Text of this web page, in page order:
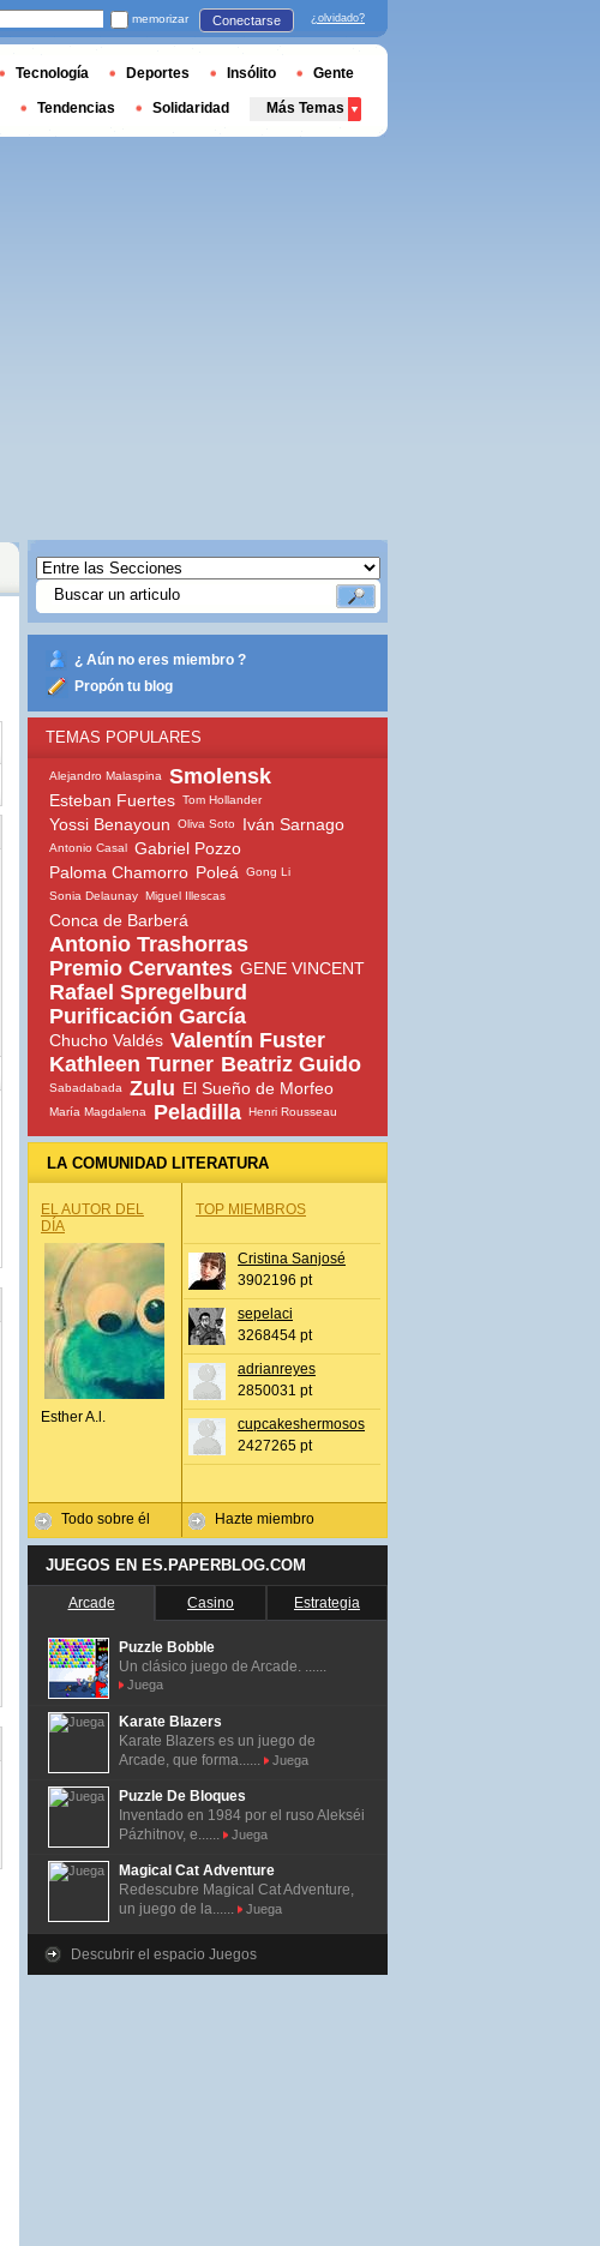
¿ Aún no eres miembro ?
Propón tu blog
TEMAS POPULARES
Alejandro Malaspina Smolensk
Esteban Fuertes Tom Hollander
Yossi Benayoun Oliva Soto Iván Sarnago
Antonio Casal Gabriel Pozzo
Paloma Chamorro Poleá
Gong Li
Sonia Delaunay Miguel Illescas
Conca de Barberá
Antonio Trashorras
Premio Cervantes GENE VINCENT
Rafael Spregelburd
Purificación García
Chucho Valdés Valentín Fuster
Kathleen Turner Beatriz Guido
Sabadabada Zulu El Sueño de Morfeo
María Magdalena Peladilla Henri Rousseau
LA COMUNIDAD LITERATURA
EL AUTOR DEL
DÍA
Esther A.l.
Todo sobre él
TOP MIEMBROS
Cristina Sanjosé
3902196 pt
sepelaci
3268454 pt
adrianreyes
2850031 pt
cupcakeshermosos
2427265 pt
Hazte miembro
JUEGOS EN ES.PAPERBLOG.COM
Arcade Casino Estrategia
Puzzle Bobble
Un clásico juego de Arcade. ......
Juega
Karate Blazers
Karate Blazers es un juego de
Arcade, que forma......
Juega
Puzzle De Bloques
Inventado en 1984 por el ruso Alekséi
Pázhitnov, e......
Juega
Magical Cat Adventure
Redescubre Magical Cat Adventure,
un juego de la......
Juega
Descubrir el espacio Juegos
memorizar Conectarse ¿olvidado?
Tecnología Deportes Insólito Gente
Tendencias Solidaridad Más Temas